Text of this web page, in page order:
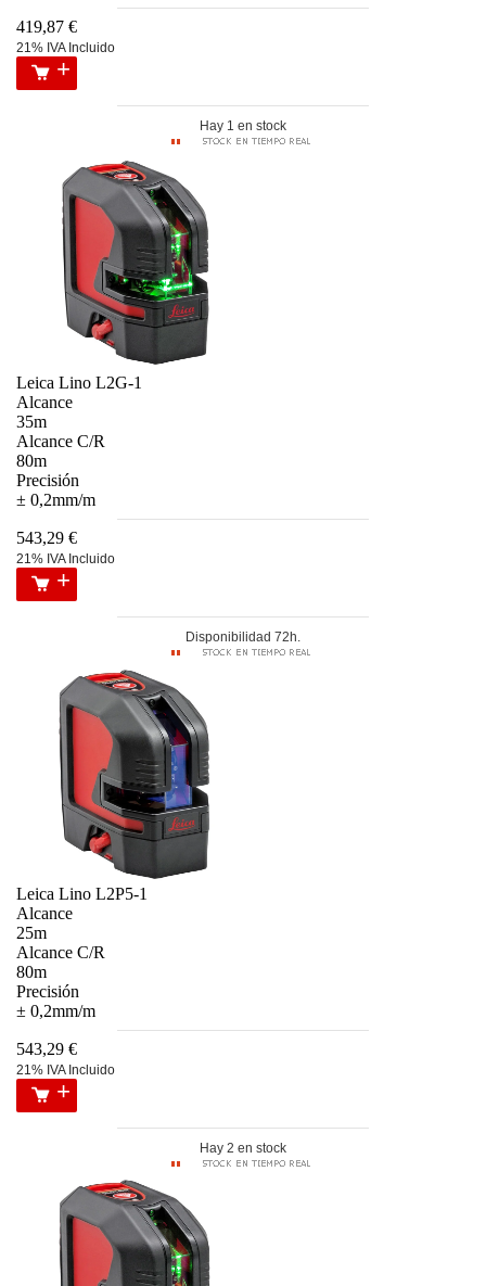
419,87 €
21% IVA Incluido
Hay 1 en stock
Leica Lino L2G-1
Alcance
35m
Alcance C/R
80m
Precisión
± 0,2mm/m
543,29 €
21% IVA Incluido
Disponibilidad 72h.
Leica Lino L2P5-1
Alcance
25m
Alcance C/R
80m
Precisión
± 0,2mm/m
543,29 €
21% IVA Incluido
Hay 2 en stock